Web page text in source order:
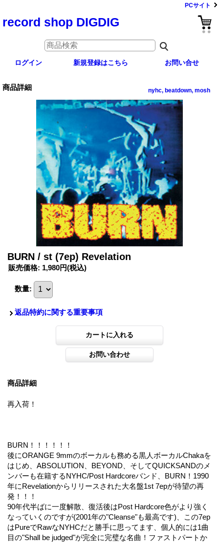
PCサイト
record shop DIGDIG
ログイン 新規登録はこちら お問い合せ
商品詳細 nyhc, beatdown, mosh
BURN / st (7ep) Revelation
販売価格: 1,980円(税込)
数量:
返品特約に関する重要事項
商品詳細
再入荷！
BURN！！！！！！
後にORANGE 9mmのボーカルも務める黒人ボーカルChakaを
はじめ、ABSOLUTION、BEYOND、そしてQUICKSANDのメ
ンバーも在籍するNYHC/Post Hardcoreバンド、BURN！1990
年にRevelationからリリースされた大名盤1st 7epが待望の再
発！！！
90年代半ばに一度解散、復活後はPost Hardcore色がより強く
なっていくのですが(2001年の"Cleanse"も最高です)、この7ep
はPureでRawなNYHCだと勝手に思ってます、個人的には1曲
目の"Shall be judged"が完全に完璧な名曲！ファストパートか